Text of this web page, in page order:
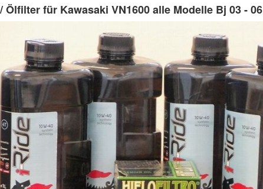
Ölfilter für Kawasaki VN1600 alle Modelle Bj 03 - 06